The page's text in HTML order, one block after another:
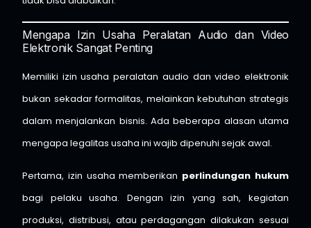
Mengapa Izin Usaha Peralatan Audio dan Video
Elektronik Sangat Penting
Memiliki izin usaha peralatan audio dan video elektronik
bukan sekadar formalitas, melainkan kebutuhan strategis
dalam menjalankan bisnis. Ada beberapa alasan utama
mengapa legalitas usaha ini wajib dipenuhi sejak awal.
Pertama, izin usaha memberikan perlindungan hukum
bagi pelaku usaha. Dengan izin yang sah, kegiatan
produksi, distribusi, atau perdagangan dilakukan sesuai